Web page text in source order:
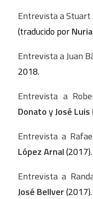
Entrevista a Stuart
(traducido por
Entrevista a Juan
2018.
Entrevista a
DonatoyJosé
Entrevista a
López Arnal(2017).
Entrevista a
José Bellver(2017).